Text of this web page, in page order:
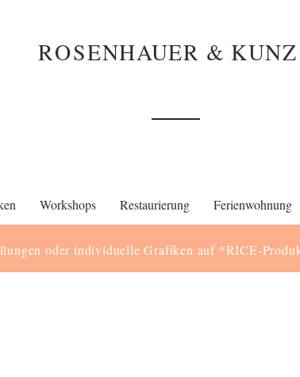
ROSENHAUER & KUNZ
Workshops Restaurierung Ferienwohnung
oder individuelle Grafiken auf *RICE-